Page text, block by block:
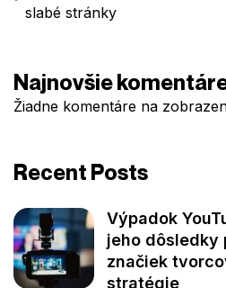
slabé stránky
Najnovšie
Žiadne komentáre na
Recent Posts
Výpadok
jeho dôsledky
značiek
stratégie